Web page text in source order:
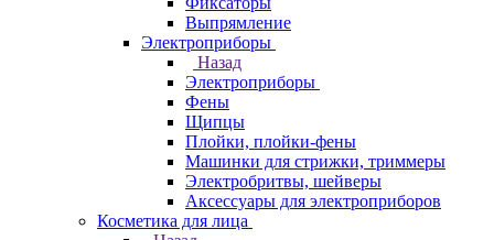
Выпрямление
Электроприборы
Назад
Электроприборы
Фены
Щипцы
Плойки, плойки-фены
Машинки для стрижки, триммеры
Электробритвы, шейверы
Аксессуары для электроприборов
Косметика для лица